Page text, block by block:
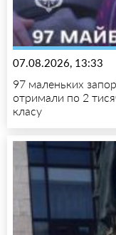
07.08.2026, 13:33
97 маленьких
отримали по 2
класу